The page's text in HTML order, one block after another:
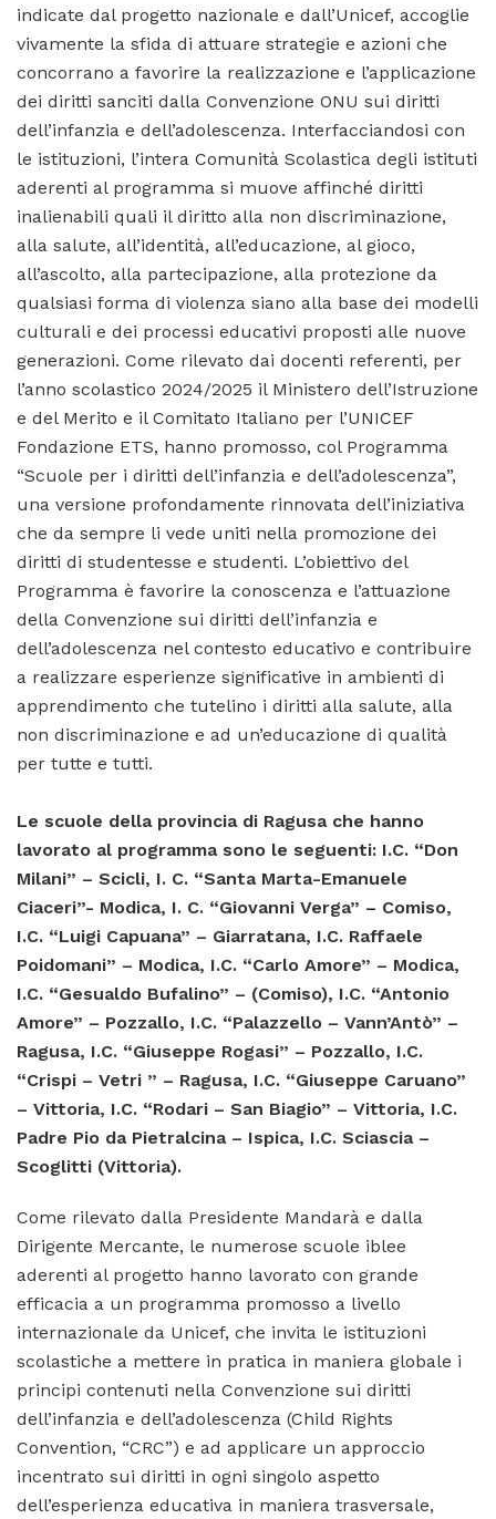
indicate dal progetto nazionale e dall’Unicef, accoglie
vivamente la sfida di attuare strategie e azioni che
concorrano a favorire la realizzazione e l’applicazione
dei diritti sanciti dalla Convenzione ONU sui diritti
dell’infanzia e dell’adolescenza. Interfacciandosi con
le istituzioni, l’intera Comunità Scolastica degli istituti
aderenti al programma si muove affinché diritti
inalienabili quali il diritto alla non discriminazione,
alla salute, all’identità, all’educazione, al gioco,
all’ascolto, alla partecipazione, alla protezione da
qualsiasi forma di violenza siano alla base dei modelli
culturali e dei processi educativi proposti alle nuove
generazioni. Come rilevato dai docenti referenti, per
l’anno scolastico 2024/2025 il Ministero dell’Istruzione
e del Merito e il Comitato Italiano per l’UNICEF
Fondazione ETS, hanno promosso, col Programma
“Scuole per i diritti dell’infanzia e dell’adolescenza”,
una versione profondamente rinnovata dell’iniziativa
che da sempre li vede uniti nella promozione dei
diritti di studentesse e studenti. L’obiettivo del
Programma è favorire la conoscenza e l’attuazione
della Convenzione sui diritti dell’infanzia e
dell’adolescenza nel contesto educativo e contribuire
a realizzare esperienze significative in ambienti di
apprendimento che tutelino i diritti alla salute, alla
non discriminazione e ad un’educazione di qualità
per tutte e tutti.
Le scuole della provincia di Ragusa che hanno
lavorato al programma sono le seguenti: I.C. “Don
Milani” – Scicli, I. C. “Santa Marta-Emanuele
Ciaceri”- Modica, I. C. “Giovanni Verga” – Comiso,
I.C. “Luigi Capuana” – Giarratana, I.C. Raffaele
Poidomani” – Modica, I.C. “Carlo Amore” – Modica,
I.C. “Gesualdo Bufalino” – (Comiso), I.C. “Antonio
Amore” – Pozzallo, I.C. “Palazzello – Vann’Antò” –
Ragusa, I.C. “Giuseppe Rogasi” – Pozzallo, I.C.
“Crispi – Vetri ” – Ragusa, I.C. “Giuseppe Caruano”
– Vittoria, I.C. “Rodari – San Biagio” – Vittoria, I.C.
Padre Pio da Pietralcina – Ispica, I.C. Sciascia –
Scoglitti (Vittoria).
Come rilevato dalla Presidente Mandarà e dalla
Dirigente Mercante, le numerose scuole iblee
aderenti al progetto hanno lavorato con grande
efficacia a un programma promosso a livello
internazionale da Unicef, che invita le istituzioni
scolastiche a mettere in pratica in maniera globale i
principi contenuti nella Convenzione sui diritti
dell’infanzia e dell’adolescenza (Child Rights
Convention, “CRC”) e ad applicare un approccio
incentrato sui diritti in ogni singolo aspetto
dell’esperienza educativa in maniera trasversale,